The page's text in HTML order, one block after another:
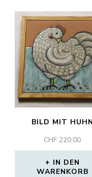
BILD MIT HUHN
CHF 220.00
IN DEN
WARENKORB